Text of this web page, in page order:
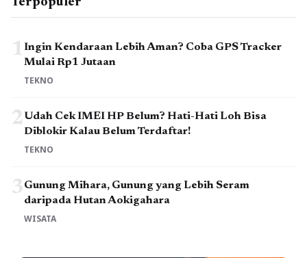
1Ingin Kendaraan Lebih Aman? Coba GPS Tracker
Mulai Rp1 Jutaan
TEKNO
2Udah Cek IMEI HP Belum? Hati-Hati Loh Bisa
Diblokir Kalau Belum Terdaftar!
TEKNO
3Gunung Mihara, Gunung yang Lebih Seram
daripada Hutan Aokigahara
WISATA